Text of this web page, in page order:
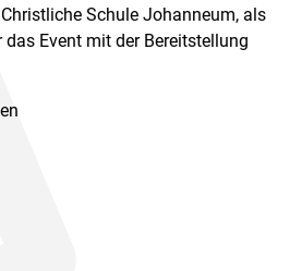
Schule Johanneum, als
Event mit der Bereitstellung